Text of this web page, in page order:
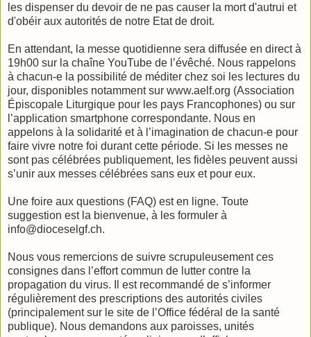
les dispenser du devoir de ne pas causer la mort d'autrui et
d'obéir aux autorités de notre Etat de droit.
En attendant, la messe quotidienne sera diffusée en direct à
19h00 sur la chaîne YouTube de l’évêché. Nous rappelons
à chacun-e la possibilité de méditer chez soi les lectures du
jour, disponibles notamment sur www.aelf.org (Association
Épiscopale Liturgique pour les pays Francophones) ou sur
l’application smartphone correspondante. Nous en
appelons à la solidarité et à l’imagination de chacun-e pour
faire vivre notre foi durant cette période. Si les messes ne
sont pas célébrées publiquement, les fidèles peuvent aussi
s’unir aux messes célébrées sans eux et pour eux.
Une foire aux questions (FAQ) est en ligne. Toute
suggestion est la bienvenue, à les formuler à
info@dioceselgf.ch.
Nous vous remercions de suivre scrupuleusement ces
consignes dans l’effort commun de lutter contre la
propagation du virus. Il est recommandé de s’informer
régulièrement des prescriptions des autorités civiles
(principalement sur le site de l’Office fédéral de la santé
publique). Nous demandons aux paroisses, unités